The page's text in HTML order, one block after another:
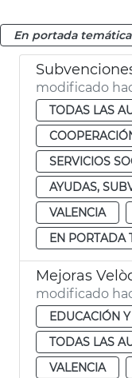
En portada temática
modificado
TODAS LAS
SERVICIOS
AYUDAS,
VALENCIA
EN PORTADA
Mejoras
modificado
EDUCACIÓN
TODAS LAS
VALENCIA